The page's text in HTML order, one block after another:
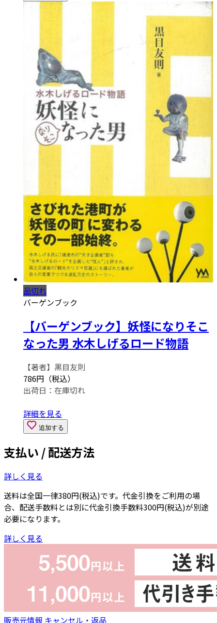
品切れ
バーゲンブック
【バーゲンブック】妖怪になりそこ
なった男 水木しげるロード物語
【著者】黒目友則
786円（税込）
出荷日： 在庫切れ
詳細を見る
追加する
支払い / 配送方法
詳しく見る
送料は全国一律380円(税込)です。代金引換をご利用の場
合、配送手数料とは別に代金引換手数料300円(税込)が別途
必要になります。
詳しく見る
販売元情報 キャンセル・返品